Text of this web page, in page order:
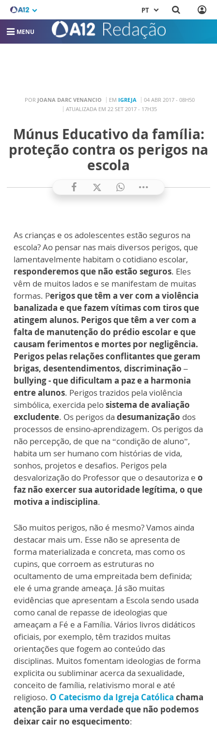
PT
MENU
POR JOANA DARC VENANCIO EM IGREJA
04 ABR 2017 - 08H50
ATUALIZADA EM 22 SET 2017 - 17H35
Múnus Educativo da família:
proteção contra os perigos na
escola
As crianças e os adolescentes estão seguros na
escola? Ao pensar nas mais diversos perigos, que
lamentavelmente habitam o cotidiano escolar,
responderemos que não estão seguros. Eles
vêm de muitos lados e se manifestam de muitas
formas. Perigos que têm a ver com a violência
banalizada e que fazem vítimas com tiros que
atingem alunos. Perigos que têm a ver com a
falta de manutenção do prédio escolar e que
causam ferimentos e mortes por negligência.
Perigos pelas relações conflitantes que geram
brigas, desentendimentos, discriminação –
bullying - que dificultam a paz e a harmonia
entre alunos. Perigos trazidos pela violência
simbólica, exercida pelosistema de avaliação
excludente. Os perigos da desumanização dos
processos de ensino-aprendizagem. Os perigos da
não percepção, de que na “condição de aluno”,
habita um ser humano com histórias de vida,
sonhos, projetos e desafios. Perigos pela
desvalorização do Professor que o desautoriza e o
faz não exercer sua autoridade legítima, o que
motiva a indisciplina.
São muitos perigos, não é mesmo? Vamos ainda
destacar mais um. Esse não se apresenta de
forma materializada e concreta, mas como os
cupins, que corroem as estruturas no
ocultamento de uma empreitada bem definida;
ele é uma grande ameaça. Já são muitas
evidências que apresentam a Escola sendo usada
como canal de repasse de ideologias que
ameaçam a Fé e a Família. Vários livros didáticos
oficiais, por exemplo, têm trazidos muitas
orientações que fogem ao conteúdo das
disciplinas. Muitos fomentam ideologias de forma
explicita ou subliminar acerca da sexualidade,
conceito de família, relativismo moral e até
religioso. O Catecismo da Igreja Católica chama
atenção para uma verdade que não podemos
deixar cair no esquecimento: